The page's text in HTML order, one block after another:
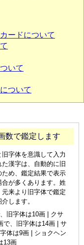
ードについて
いて
ついて
数で鑑定します
字体を意識して入力
漢字は、自動的に旧
め、鑑定結果で表示
が多くあります。姓
来より旧字体で鑑定
します。
旧字体は10画 | クサ
で、旧字体は14画 | サ
体は9画 | ショクヘン
13画